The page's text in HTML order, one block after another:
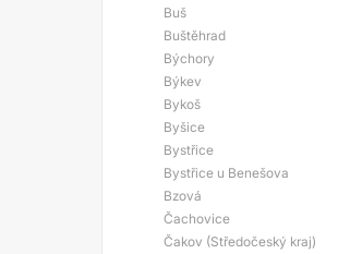
Buš
Buštěhrad
Býchory
Býkev
Bykoš
Byšice
Bystřice
Bystřice u Benešova
Bzová
Čachovice
Čakov (Středočeský kraj)